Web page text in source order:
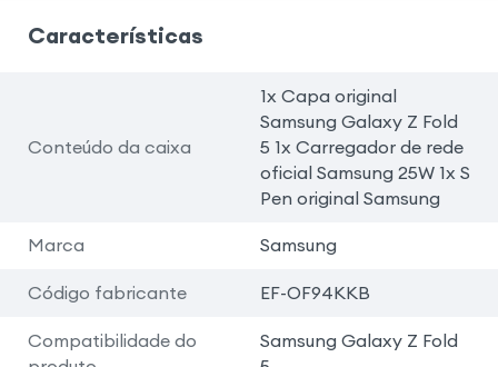
Características
Conteúdo da caixa
1x Capa original
Samsung Galaxy Z Fold
5 1x Carregador de rede
oficial Samsung 25W 1x S
Pen original Samsung
Marca Samsung
Código fabricante EF-OF94KKB
Compatibilidade do
Samsung Galaxy Z Fold